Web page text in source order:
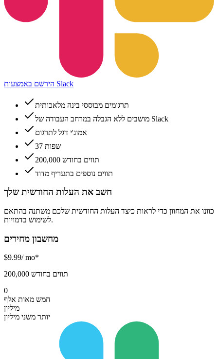
הירשם באמצעות Slack
תרגומים מבוססי בינה מלאכותית
מושבים ללא הגבלה במרחב העבודה של Slack
אמוג'י דגל לתרגום
37 שפות
200,000 תווים בחודש
תווים נוספים בתעריף מדוד
חשב את העלות החודשית שלך
כוונו את המחוון כדי לראות כיצד העלות החודשית שלכם משתנה בהתאם
לשימוש בדמויות.
מחשבון מחירים
$9.99/ mo*
200,000 תווים בחודש
0
חמש מאות אלף
מיליון
יותר משני מיליון